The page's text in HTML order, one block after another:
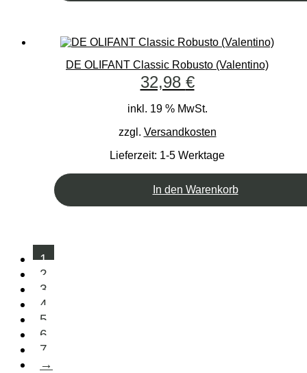
DE OLIFANT Classic Robusto (Valentino)
32,98 €
inkl. 19 % MwSt.
zzgl. Versandkosten
Lieferzeit: 1-5 Werktage
In den Warenkorb
1
2
3
4
5
6
7
→